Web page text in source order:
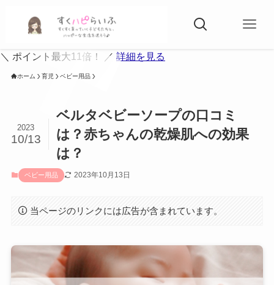
＼ ポイント最大11倍！ ／ 詳細を見る
ホーム 育児 ベビー用品
ベルタベビーソープの口コミ
は？赤ちゃんの乾燥肌への効果
は？
2023
10/13
ベビー用品 2023年10月13日
当ページのリンクには広告が含まれています。